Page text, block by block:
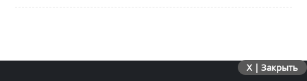
X | Закрыть